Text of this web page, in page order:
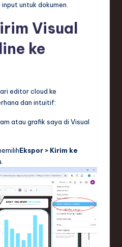
untuk dokumen.
Visual
ke
editor cloud ke
dan intuitif:
atau grafik saya di Visual
Ekspor > Kirim ke